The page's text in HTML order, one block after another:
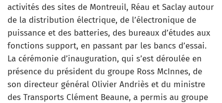
activités des sites de Montreuil, Réau et Saclay autour
de la distribution électrique, de l’électronique de
puissance et des batteries, des bureaux d’études aux
fonctions support, en passant par les bancs d’essai.
La cérémonie d’inauguration, qui s’est déroulée en
présence du président du groupe Ross McInnes, de
son directeur général Olivier Andriès et du ministre
des Transports Clément Beaune, a permis au groupe